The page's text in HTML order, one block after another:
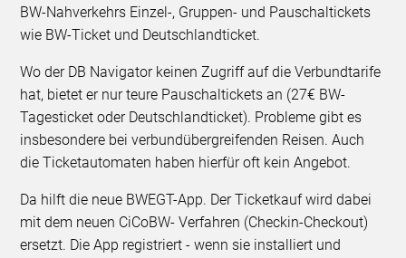
BW-Nahverkehrs Einzel-, Gruppen- und Pauschaltickets
wie BW-Ticket und Deutschlandticket.
Wo der DB Navigator keinen Zugriff auf die Verbundtarife
hat, bietet er nur teure Pauschaltickets an (27€ BW-
Tagesticket oder Deutschlandticket). Probleme gibt es
insbesondere bei verbundübergreifenden Reisen. Auch
die Ticketautomaten haben hierfür oft kein Angebot.
Da hilft die neue BWEGT-App. Der Ticketkauf wird dabei
mit dem neuen CiCoBW- Verfahren (Checkin-Checkout)
ersetzt. Die App registriert - wenn sie installiert und